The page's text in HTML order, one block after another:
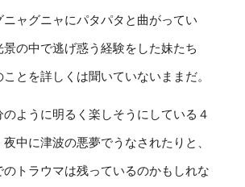
ャグニャにパタパタと曲がってい
の中で逃げ惑う経験をした妹たち
とを詳しくは聞いていないままだ。
ように明るく楽しそうにしている４
中に津波の悪夢でうなされたりと、
トラウマは残っているのかもしれな